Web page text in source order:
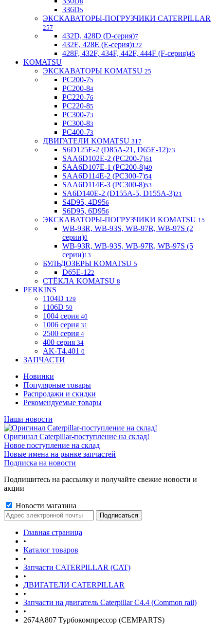
336D5
ЭКСКАВАТОРЫ-ПОГРУЗЧИКИ CATERPILLAR
257
432D, 428D (D-серия)7
432E, 428E (E-серия)122
428F, 432F, 434F, 442F, 444F (F-серия)45
KOMATSU
ЭКСКАВАТОРЫ KOMATSU 25
PC200-75
PC200-84
PC220-76
PC220-85
PC300-73
PC300-83
PC400-73
ДВИГАТЕЛИ KOMATSU 317
S6D125E-2 (D85A-21, D65E-12)73
SAA6D102E-2 (PC200-7)51
SAA6D107E-1 (PC200-8)49
SAA6D114E-2 (PC300-7)54
SAA6D114E-3 (PC300-8)53
SA6D140E-2 (D155A-5, D155A-3)21
S4D95, 4D956
S6D95, 6D956
ЭКСКАВАТОРЫ-ПОГРУЗЧИКИ KOMATSU 15
WB-93R, WB-93S, WB-97R, WB-97S (2
серии)0
WB-93R, WB-93S, WB-97R, WB-97S (5
серии)13
БУЛЬДОЗЕРЫ KOMATSU 5
D65E-122
СТЁКЛА KOMATSU 8
PERKINS
1104D 129
1106D 59
1004 серия 40
1006 серия 31
2500 серия 4
400 серия 34
AK-T4.401 0
ЗАПЧАСТИ
Новинки
Популярные товары
Распродажи и скидки
Рекомендуемые товары
Наши новости
Оригинал Caterpillar-поступление на склад!
Новое поступление на склад
Новые имена на рынке запчастей
Подписка на новости
Подпишитесь на рассылку и получайте свежие новости и
акции
Новости магазина
Главная страница
•
Каталог товаров
•
Запчасти CATERPILLAR (CAT)
•
ДВИГАТЕЛИ CATERPILLAR
•
Запчасти на двигатель Caterpillar С4.4 (Common rail)
•
2674A807 Турбокомпрессор (CEMPARTS)